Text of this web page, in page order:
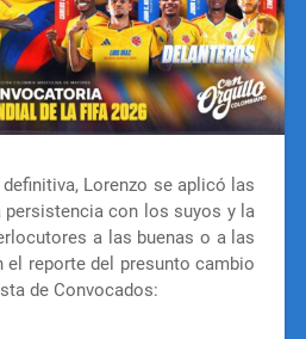
Lorenzo se aplicó las
persistencia con los suyos y la
a las buenas o a las
el reporte del presunto cambio
de Convocados: